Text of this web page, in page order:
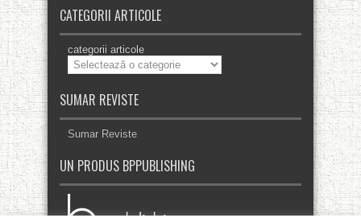
CATEGORII ARTICOLE
categorii articole
SUMAR REVISTE
Sumar Reviste
UN PRODUS BPPUBLISHING